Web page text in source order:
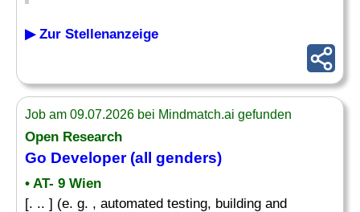
▶ Zur Stellenanzeige
Job am 09.07.2026 bei Mindmatch.ai gefunden
Open Research
Go Developer(all genders)
• AT- 9 Wien
[. .. ] (e. g. , automated testing, building and